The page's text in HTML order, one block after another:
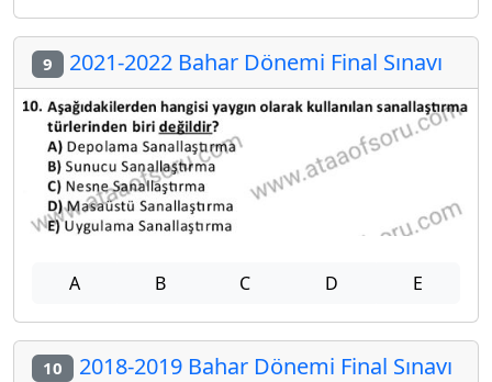
9 2021-2022 Bahar Dönemi Final Sınavı
A B C D E
10 2018-2019 Bahar Dönemi Final Sınavı